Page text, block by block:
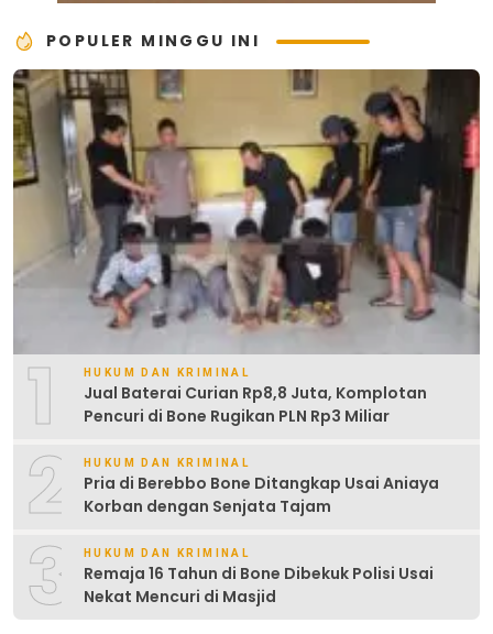
POPULER MINGGU INI
1 HUKUM DAN KRIMINAL
Jual Baterai Curian Rp8,8 Juta, Komplotan
Pencuri di Bone Rugikan PLN Rp3 Miliar
2 HUKUM DAN KRIMINAL
Pria di Berebbo Bone Ditangkap Usai Aniaya
Korban dengan Senjata Tajam
3 HUKUM DAN KRIMINAL
Remaja 16 Tahun di Bone Dibekuk Polisi Usai
Nekat Mencuri di Masjid